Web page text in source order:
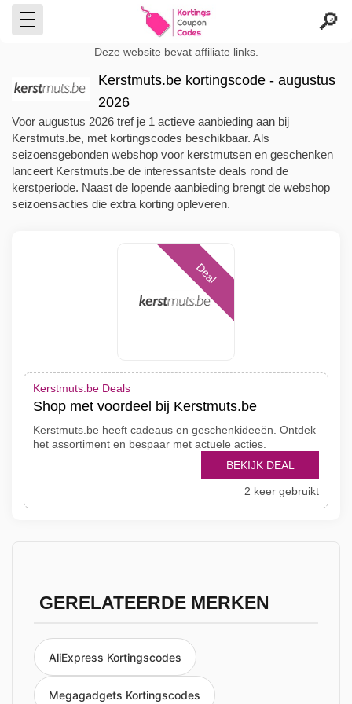
Deze website bevat affiliate links.
Kerstmuts.be kortingscode - augustus
2026
Voor augustus 2026 tref je 1 actieve aanbieding aan bij
Kerstmuts.be, met kortingscodes beschikbaar. Als
seizoensgebonden webshop voor kerstmutsen en geschenken
lanceert Kerstmuts.be de interessantste deals rond de
kerstperiode. Naast de lopende aanbieding brengt de webshop
seizoensacties die extra korting opleveren.
Deal
Kerstmuts.be Deals
Shop met voordeel bij Kerstmuts.be
Kerstmuts.be heeft cadeaus en geschenkideeën. Ontdek
het assortiment en bespaar met actuele acties.
BEKIJK DEAL
2 keer gebruikt
GERELATEERDE MERKEN
AliExpress Kortingscodes
Megagadgets Kortingscodes